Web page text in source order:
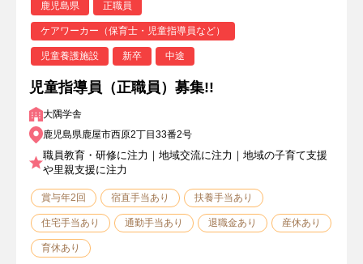
鹿児島県 正職員
ケアワーカー（保育士・児童指導員など）
児童養護施設 新卒 中途
児童指導員（正職員）募集!!
大隅学舎
鹿児島県鹿屋市西原2丁目33番2号
職員教育・研修に注力｜地域交流に注力｜地域の子育て支援
や里親支援に注力
賞与年2回 宿直手当あり 扶養手当あり
住宅手当あり 通勤手当あり 退職金あり 産休あり
育休あり